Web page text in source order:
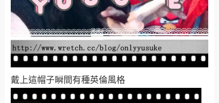
戴上這帽子瞬間有種英倫風格